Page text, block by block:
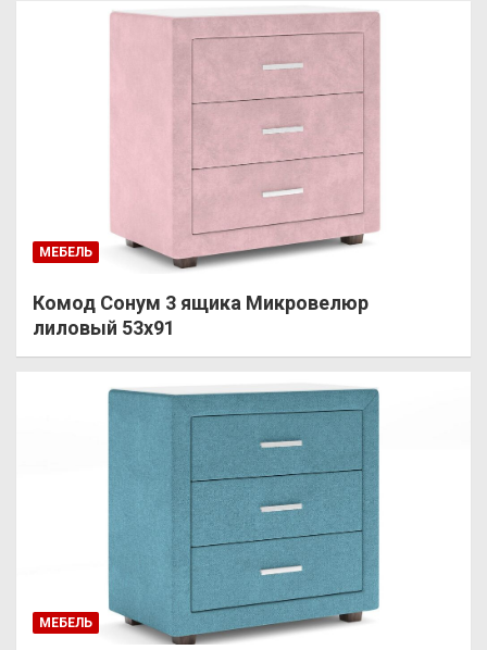
МЕБЕЛЬ
Комод Сонум 3 ящика Микровелюр
лиловый 53х91
МЕБЕЛЬ